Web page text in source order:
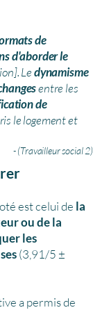
de
d'aborder le
Ledynamisme
entre les
de
le logement et
- (Travailleur social 2)
est celui de la
ou de la
les
(3,91/5 ±
a permis de